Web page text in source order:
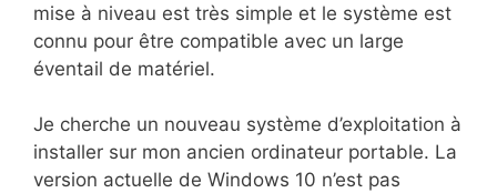
mise à niveau est très simple et le système est
connu pour être compatible avec un large
éventail de matériel.
Je cherche un nouveau système d’exploitation à
installer sur mon ancien ordinateur portable. La
version actuelle de Windows 10 n’est pas